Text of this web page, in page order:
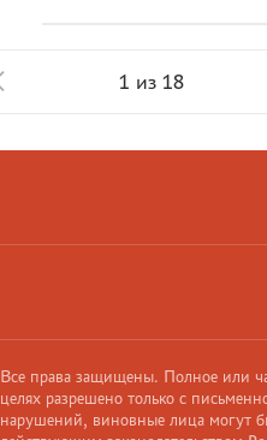
1 из 18
Все права защищены. Полное или
целях разрешено только с
нарушений, виновные лица могут